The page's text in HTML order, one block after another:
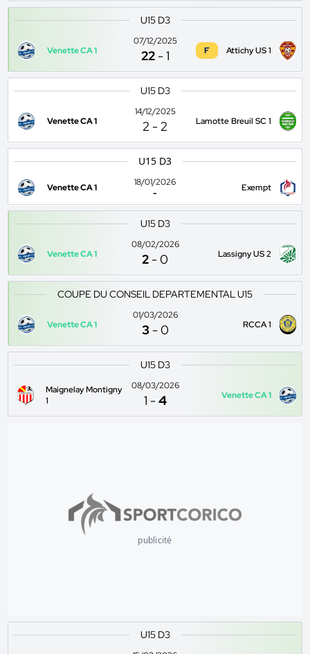
U15 D3
Venette CA 1
07/12/2025
22 -1 F Attichy US 1
U15 D3
Venette CA 1
14/12/2025
2 -2 Lamotte Breuil SC 1
U15 D3
Venette CA 1
18/01/2026
-
Exempt
U15 D3
Venette CA 1
08/02/2026
2 -0 Lassigny US 2
COUPE DU CONSEIL DEPARTEMENTAL U15
Venette CA 1
01/03/2026
3 -0 RCCA 1
U15 D3
Maignelay Montigny
1
08/03/2026
1 -4 Venette CA 1
publicité
U15 D3